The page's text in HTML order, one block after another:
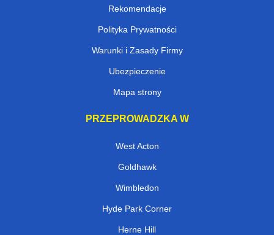
Rekomendacje
Polityka Prywatności
Warunki i Zasady Firmy
Ubezpieczenie
Mapa strony
PRZEPROWADZKA W
West Acton
Goldhawk
Wimbledon
Hyde Park Corner
Herne Hill